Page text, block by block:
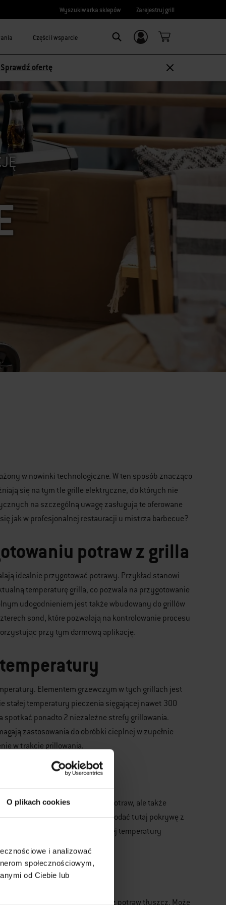
O plikach cookies
i analizować
społecznościowym,
od Ciebie lub
Wyszukiwarka sklepów Zarejestruj grill
Części i wsparcie
Logowanie/
rejestracja
Sprawdź ofertę
w nowinki technologiczne. W ten sposób znacząco
się na tym tle grille elektryczne, do których nie
na szczególną uwagę zasługują te oferowane
jak w profesjonalnej restauracji u mistrza barbecue?
potraw z grilla
idealnie przygotować potrawy. Przykład stanowi
temperaturę grilla, co pozwala na przygotowanie
udogodnieniem jest także wbudowany do grillów
sond, które pozwalają na kontrolowanie procesu
przy tym darmową aplikację.
Elementem grzewczym w tych grillach jest
stałej temperatury pieczenia sięgającej nawet 300
spotkać ponadto 2 niezależne strefy grillowania.
zastosowania do obróbki cieplnej w zupełnie
w trakcie grillowania.
one w przygotowaniu potraw, ale także
Jako przykłady można podać tutaj pokrywę z
one za utrzymanie optymalnej temperatury
jest wydzielający się z potraw tłuszcz. Może